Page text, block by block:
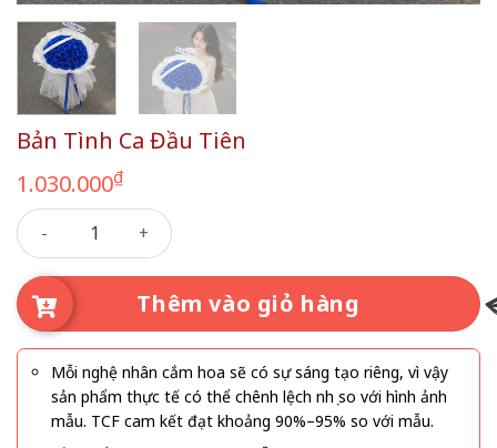
Bản Tình Ca Đầu Tiên
1.030.000₫
Bản Tình Ca Đầu Tiên số lượng
Thêm vào giỏ hàng
Mỗi nghệ nhân cắm hoa sẽ có sự sáng tạo riêng, vì vậy
sản phẩm thực tế có thể chênh lệch nhẹ so với hình ảnh
mẫu. TCF cam kết đạt khoảng 90%–95% so với mẫu.